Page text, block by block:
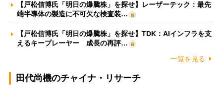
【戸松信博氏「明日の爆騰株」を探せ】レーザーテック：最先
端半導体の製造に不可欠な検査装…
【戸松信博氏「明日の爆騰株」を探せ】TDK：AIインフラを支
えるキープレーヤー 成長の再評…
一覧を見る
田代尚機のチャイナ・リサーチ